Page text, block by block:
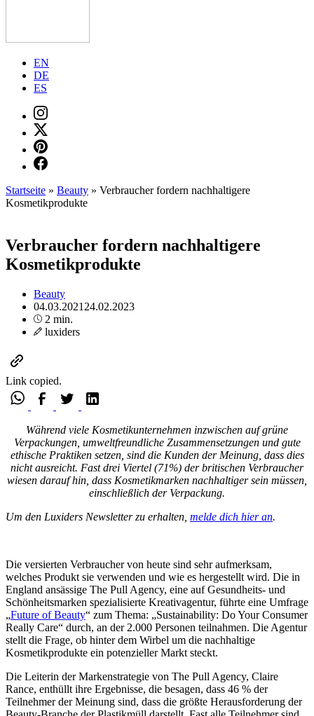
EN
DE
ES
Startseite » Beauty » Verbraucher fordern nachhaltigere
Kosmetikprodukte
Verbraucher fordern nachhaltigere
Kosmetikprodukte
Beauty
04.03.2021 24.02.2023
2 min.
luxiders
Link copied.
Während viele Kosmetikunternehmen inzwischen auf grüne
Verpackungen, umweltfreundliche Zusammensetzungen und gute
ethische Praktiken setzen, sind die Kunden der Meinung, dass dies
nicht ausreicht. Fast drei Viertel (71%) der britischen Verbraucher
wiesen darauf hin, dass Kosmetikmarken nachhaltiger sein müssen,
einschließlich der Verpackung.
Um den Luxiders Newsletter zu erhalten, melde dich hier an.
Die versierten Verbraucher von heute sind sehr aufmerksam,
welches Produkt sie verwenden und wie es hergestellt wird. Die in
England ansässige The Pull Agency, eine auf Gesundheits- und
Schönheitsmarken spezialisierte Kreativagentur, führte eine Umfrage
„Future of Beauty“ zum Thema: „Sustainability: Do Your Consumer
Really Care“ durch, an der 2.000 Personen teilnahmen. Die Agentur
stellt die Frage, ob hinter dem Wirbel um die nachhaltige
Kosmetikprodukte ein potenzieller Markt steckt.
Die Leiterin der Markenstrategie von The Pull Agency, Claire
Rance, enthüllt ihre Ergebnisse, die besagen, dass 46 % der
Teilnehmer der Meinung sind, dass die größte Herausforderung der